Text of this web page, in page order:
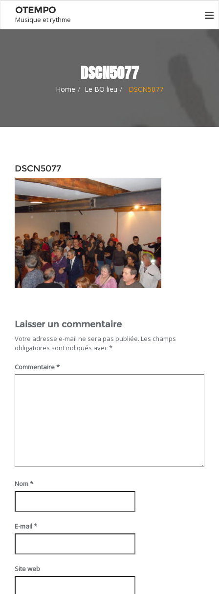
OTEMPO
Musique et rythme
DSCN5077
Home Le BO lieu DSCN5077
DSCN5077
Laisser un commentaire
Votre adresse e-mail ne sera pas publiée. Les champs
obligatoires sont indiqués avec*
Commentaire*
Nom*
E-mail*
Site web